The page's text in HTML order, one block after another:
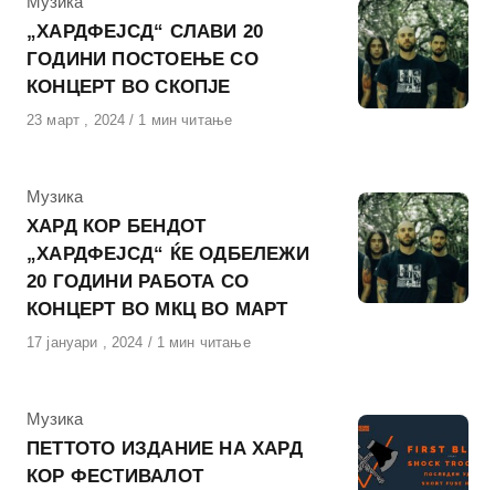
„ХАРДФЕЈСД“ СЛАВИ 20
ГОДИНИ ПОСТОЕЊЕ СО
КОНЦЕРТ ВО СКОПЈЕ
Објавено
23 март , 2024 1 мин читање
КАтегорија
Музика
ХАРД КОР БЕНДОТ
„ХАРДФЕЈСД“ ЌЕ ОДБЕЛЕЖИ
20 ГОДИНИ РАБОТА СО
КОНЦЕРТ ВО МКЦ ВО МАРТ
Објавено
17 јануари , 2024 1 мин читање
КАтегорија
Музика
ПЕТТОТО ИЗДАНИЕ НА ХАРД
КОР ФЕСТИВАЛОТ